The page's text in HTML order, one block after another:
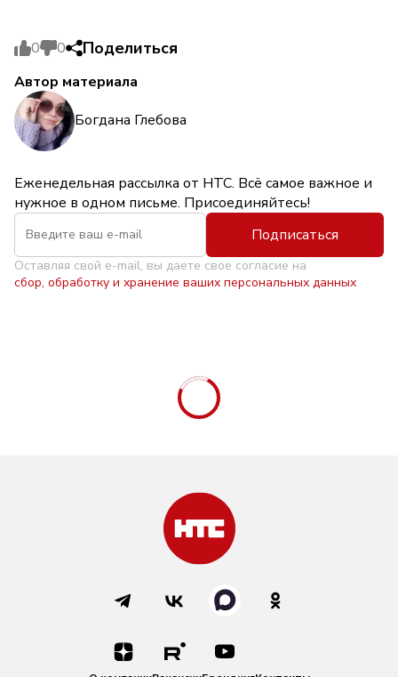
0 0 Поделиться
Автор материала
Богдана Глебова
Еженедельная рассылка от НТС. Всё самое важное и
нужное в одном письме. Присоединяйтесь!
Подписаться
Оставляя свой e-mail, вы даете свое согласие на
сбор, обработку и хранение ваших персональных данных